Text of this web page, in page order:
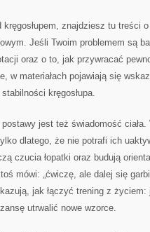
znajdziesz tu treści
Jeśli Twoim problemem są
oraz o to, jak przywracać
w materiałach pojawiają się
kręgosłupa.
jest też świadomość
dlatego, że nie potrafi ich
czucia łopatki oraz budują
mówi: „ćwiczę, ale dalej się
jak łączyć trening z
utrwalić nowe wzorce.